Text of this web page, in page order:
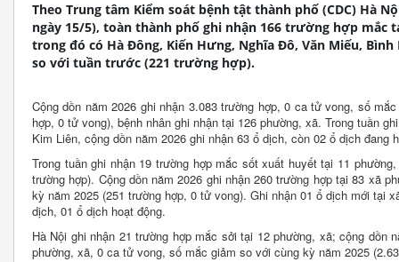
Theo Trung tâm Kiểm soát bệnh tật thành phố (CDC) Hà
ngày 15/5), toàn thành phố ghi nhận 166 trường hợp mắc
trong đó có Hà Đông, Kiến Hưng, Nghĩa Đô, Văn Miếu,
so với tuần trước (221 trường hợp).
Cộng dồn năm 2026 ghi nhận 3.083 trường hợp, 0 ca tử vong, số
hợp, 0 tử vong), bệnh nhân ghi nhận tại 126 phường, xã. Trong tuần
Kim Liên, cộng dồn năm 2026 ghi nhận 63 ổ dịch, còn 02 ổ dịch đang
Trong tuần ghi nhận 19 trường hợp mắc sốt xuất huyết tại 11
trường hợp). Cộng dồn năm 2026 ghi nhận 260 trường hợp tại 83 xã
kỳ năm 2025 (251 trường hợp, 0 tử vong). Ghi nhận 01 ổ dịch mới tại
dịch, 01 ổ dịch hoạt động.
Hà Nội ghi nhận 21 trường hợp mắc sởi tại 12 phường, xã; cộng dồn
phường, xã, 0 ca tử vong, số mắc giảm so với cùng kỳ năm 2025